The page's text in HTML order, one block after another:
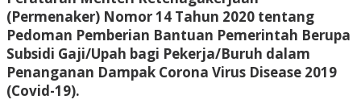
(Permenaker) Nomor 14 Tahun 2020 tentang
Pedoman Pemberian Bantuan Pemerintah Berupa
Subsidi Gaji/Upah bagi Pekerja/Buruh dalam
Penanganan Dampak Corona Virus Disease 2019
(Covid-19).